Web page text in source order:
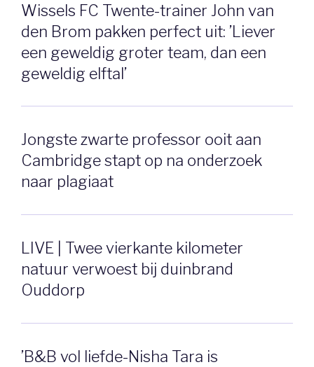
Wissels FC Twente-trainer John van
den Brom pakken perfect uit: ’Liever
een geweldig groter team, dan een
geweldig elftal’
Jongste zwarte professor ooit aan
Cambridge stapt op na onderzoek
naar plagiaat
LIVE | Twee vierkante kilometer
natuur verwoest bij duinbrand
Ouddorp
’B&B vol liefde-Nisha Tara is